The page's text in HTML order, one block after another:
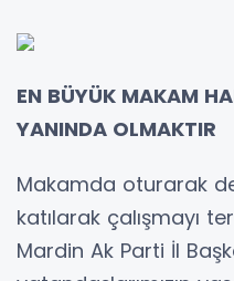
EN BÜYÜK MAKAM
YANINDA OLMAKTIR
Makamda oturarak
katılarak çalışmayı
Mardin Ak Parti İl